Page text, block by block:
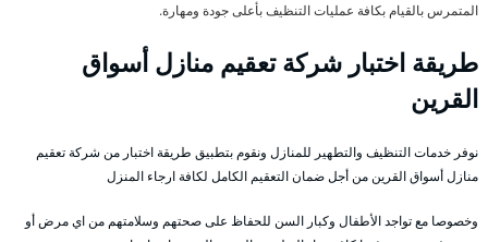
المتمرس بالقيام بكافة عمليات التنظيف بأعلى جودة ومهارة.
طريقة اختبار شركة تعقيم منازل أسواق
القرين
نوفر خدمات التنظيف والتطهير للمنازل ونقوم بتطبيق طريقة اختبار من شركة تعقيم
منازل أسواق القرين من أجل ضمان التعقيم الكامل لكافة ارجاء المنزل
وخصوصا مع تواجد الأطفال وكبار السن للحفاظ على صحتهم وسلامتهم من اي مرض أو